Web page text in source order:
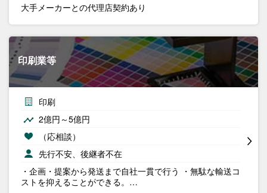
大手メーカーとの代理店契約あり
印刷業等
印刷
2億円～5億円
（応相談）
先行不安、後継者不在
・企画・提案から発送まで自社一貫で行う ・無駄な輸送コ
ストを抑えることができる。…